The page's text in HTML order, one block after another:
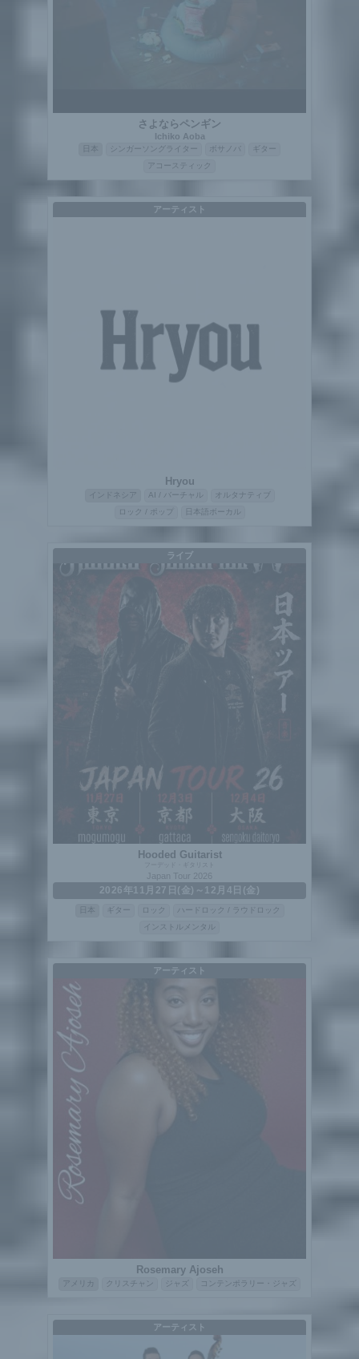
さよならペンギン
Ichiko Aoba
シンガーソングライター ボサノバ
ギター
アコースティック
アーティスト
Hryou
インドネシア AI / バーチャル
オルタナティブ
ロック / ポップ
日本語ボーカル
ライブ
Hooded Guitarist
フーデッド・ギタリスト
Japan Tour 2026
2026年11月27日(金)～12月4日(金)
ギター ロック
ハードロック / ラウドロック
インストルメンタル
アーティスト
Rosemary Ajoseh
アメリカ クリスチャン ジャズ コンテンポラリー・ジャズ
アーティスト